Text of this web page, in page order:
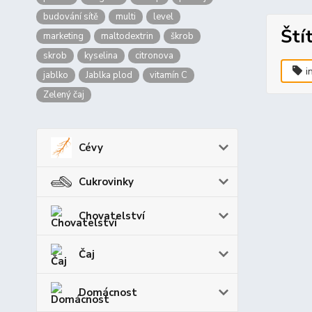
budování sítě
multi
level
marketing
maltodextrin
škrob
skrob
kyselina
citronova
jablko
Jablka plod
vitamín C
Zelený čaj
Cévy
Cukrovinky
Chovatelství
Čaj
Domácnost